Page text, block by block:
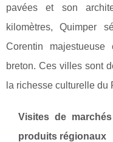
pavées et son
kilomètres, Quimper
Corentin
breton. Ces villes sont
la richesse culturelle du
Visites de
produits régionaux